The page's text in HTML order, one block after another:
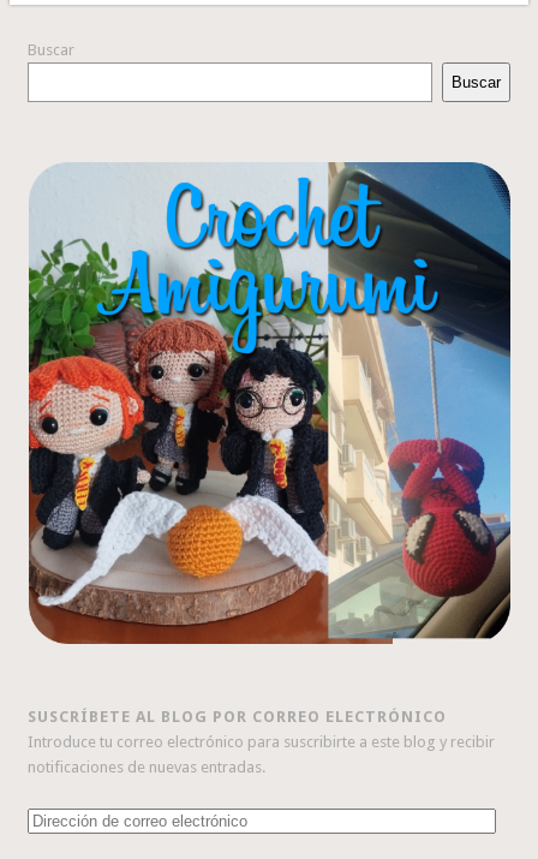
Buscar
Buscar
SUSCRÍBETE AL BLOG POR CORREO ELECTRÓNICO
Introduce tu correo electrónico para suscribirte a este blog y recibir
notificaciones de nuevas entradas.
Dirección